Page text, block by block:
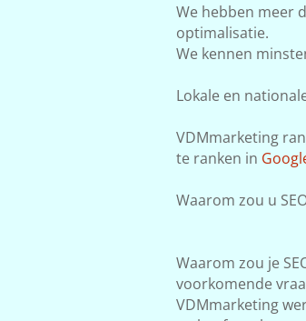
We hebben meer
optimalisatie.
We kennen
Lokale en
VDMmarketing
te ranken in
Waarom zou u
Waarom zou je
voorkomende
VDMmarketing